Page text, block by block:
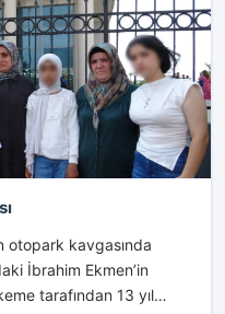
otopark kavgasında
İbrahim Ekmen’in
tarafından 13 yıl